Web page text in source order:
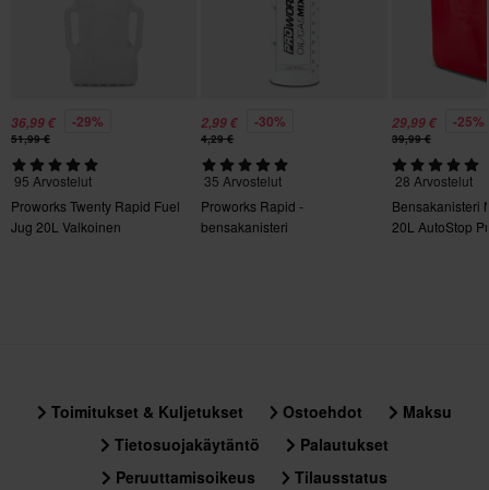
36,99 € -29%
51,99 €
95 Arvostelut
Proworks Twenty Rapid Fuel
Jug 20L Valkoinen
2,99 € -30%
4,29 €
35 Arvostelut
Proworks Rapid -
bensakanisteri
29,99 € -25%
39,99 €
28 Arvostelut
Bensakanisteri
20L AutoStop
Toimitukset & Kuljetukset Ostoehdot
Maksu
Tietosuojakäytäntö
Palautukset
Peruuttamisoikeus
Tilausstatus